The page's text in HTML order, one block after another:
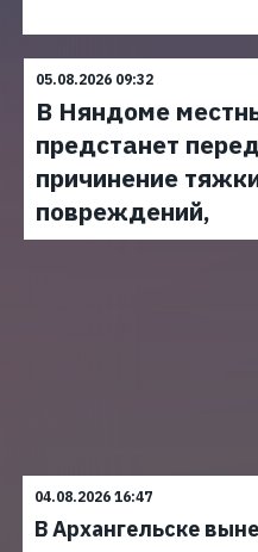
05.08.2026 09:32
В Няндоме
предстанет
причинение
повреждений,
04.08.2026 16:47
В Архангельске